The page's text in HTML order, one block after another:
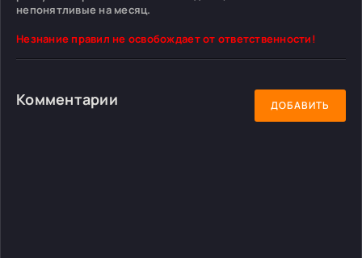
непонятливые на месяц.
Незнание правил не освобождает от ответственности!
Комментарии ДОБАВИТЬ